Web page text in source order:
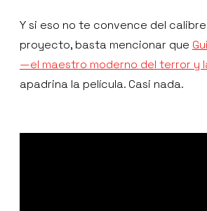
Y si eso no te convence del
proyecto, basta mencionar que
—el maestro moderno del terror y
apadrina la película. Casi nada.